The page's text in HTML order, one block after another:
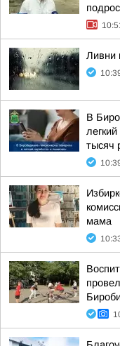
Ливни
В
тысяч
мама